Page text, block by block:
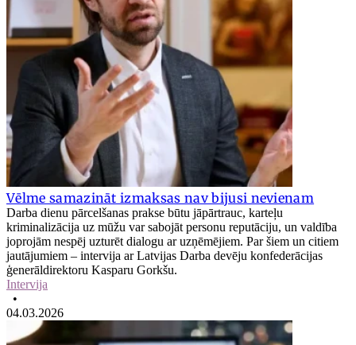
Vēlme samazināt izmaksas nav bijusi nevienam
Darba dienu pārcelšanas prakse būtu jāpārtrauc, karteļu
kriminalizācija uz mūžu var sabojāt personu reputāciju, un valdība
joprojām nespēj uzturēt dialogu ar uzņēmējiem. Par šiem un citiem
jautājumiem – intervija ar Latvijas Darba devēju konfederācijas
ģenerāldirektoru Kasparu Gorkšu.
Intervija
•
04.03.2026